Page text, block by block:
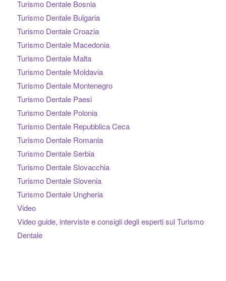
Turismo Dentale Bosnia
Turismo Dentale Bulgaria
Turismo Dentale Croazia
Turismo Dentale Macedonia
Turismo Dentale Malta
Turismo Dentale Moldavia
Turismo Dentale Montenegro
Turismo Dentale Paesi
Turismo Dentale Polonia
Turismo Dentale Repubblica Ceca
Turismo Dentale Romania
Turismo Dentale Serbia
Turismo Dentale Slovacchia
Turismo Dentale Slovenia
Turismo Dentale Ungheria
Video
Video guide, interviste e consigli degli esperti sul Turismo
Dentale